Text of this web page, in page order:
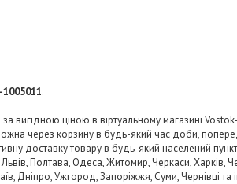
.
вигідною ціною в віртуальному магазині
через корзину в будь-який час доби,
доставку товару в будь-який населений
Полтава, Одеса, Житомир, Черкаси, Харків,
Дніпро, Ужгород, Запоріжжя, Суми, Чернівці та